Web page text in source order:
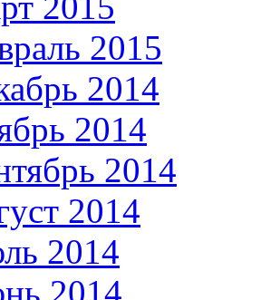
2015
2014
2014
2014
2014
2014
2014